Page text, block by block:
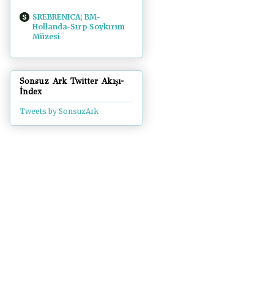
SREBRENICA; BM-
Hollanda-Sırp Soykırım
Müzesi
Sonsuz Ark Twitter Akışı-
İndex
Tweets by SonsuzArk